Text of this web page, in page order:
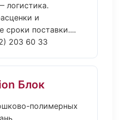
и
сроки поставки....
203 60 33
Блок
полимерных